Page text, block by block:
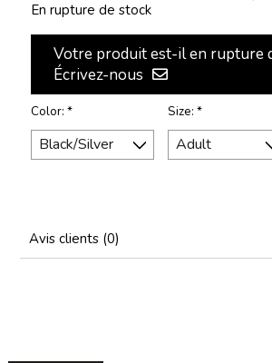
En rupture de stock
Votre produit est-il en rupture
Écrivez-nous
Color: * Size: *
Avis clients (0)